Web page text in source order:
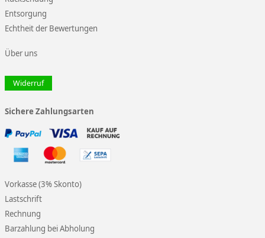
Entsorgung
Echtheit der Bewertungen
Über uns
Widerruf
Sichere Zahlungsarten
Vorkasse (3% Skonto)
Lastschrift
Rechnung
Barzahlung bei Abholung